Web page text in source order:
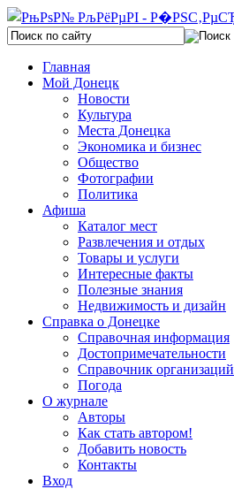
Главная
Мой Донецк
Новости
Культура
Места Донецка
Экономика и бизнес
Общество
Фотографии
Политика
Афиша
Каталог мест
Развлечения и отдых
Товары и услуги
Интересные факты
Полезные знания
Недвижимость и дизайн
Справка о Донецке
Справочная информация
Достопримечательности
Справочник организаций
Погода
О журнале
Авторы
Как стать автором!
Добавить новость
Контакты
Вход